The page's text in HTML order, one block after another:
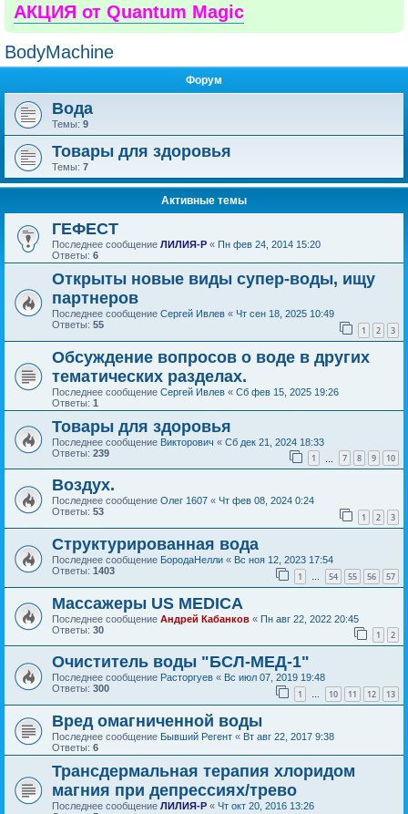
АКЦИЯ от Quantum Magic
BodyMachine
Форум
Вода
Темы: 9
Товары для здоровья
Темы: 7
Активные темы
ГЕФЕСТ
Последнее сообщение ЛИЛИЯ-Р « Пн фев 24, 2014 15:20
Ответы: 6
Открыты новые виды супер-воды, ищу
партнеров
Последнее сообщение Сергей Ивлев « Чт сен 18, 2025 10:49
Ответы: 55 1 2 3
Обсуждение вопросов о воде в других
тематических разделах.
Последнее сообщение Сергей Ивлев « Сб фев 15, 2025 19:26
Ответы: 1
Товары для здоровья
Последнее сообщение Викторович « Сб дек 21, 2024 18:33
Ответы: 239 1 7 8 9 10
Воздух.
Последнее сообщение Олег 1607 « Чт фев 08, 2024 0:24
Ответы: 53 1 2 3
Структурированная вода
Последнее сообщение БородаНелли « Вс ноя 12, 2023 17:54
Ответы: 1403 1 … 54 55 56 57
Массажеры US MEDICA
Последнее сообщение Андрей Кабанков « Пн авг 22, 2022 20:45
Ответы: 30 1 2
Очиститель воды "БСЛ-МЕД-1"
Последнее сообщение Расторгуев « Вс июл 07, 2019 19:48
Ответы: 300 1 … 10 11 12 13
Вред омагниченной воды
Последнее сообщение Бывший Регент « Вт авг 22, 2017 9:38
Ответы: 6
Трансдермальная терапия хлоридом
магния при депрессиях/трево
Последнее сообщение ЛИЛИЯ-Р « Чт окт 20, 2016 13:26